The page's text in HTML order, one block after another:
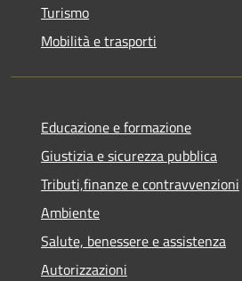
Turismo
Mobilità e trasporti
Educazione e formazione
Giustizia e sicurezza pubblica
Tributi,finanze e contravvenzioni
Ambiente
Salute, benessere e assistenza
Autorizzazioni